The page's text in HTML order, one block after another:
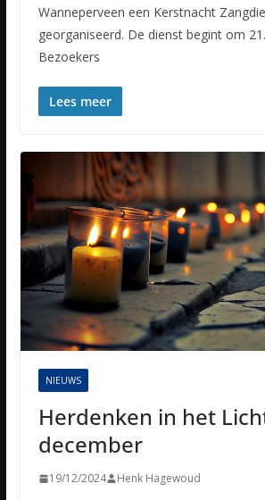
Wanneperveen een Kerstnacht
georganiseerd. De dienst begint om
Bezoekers
Lees meer
NIEUWS
Herdenken in het
december
19/12/2024 Henk Hagewoud